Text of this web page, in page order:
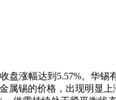
盘涨幅达到5.57%。华锡
属锡的价格，出现明显